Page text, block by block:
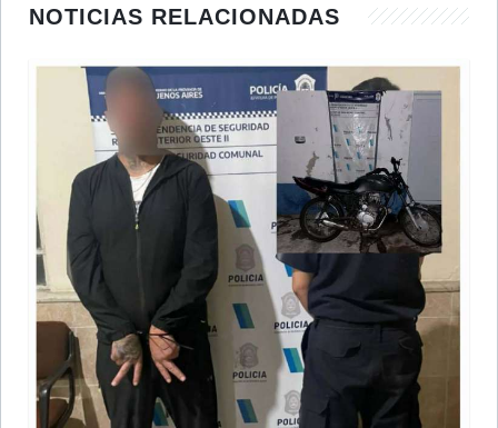
NOTICIAS RELACIONADAS